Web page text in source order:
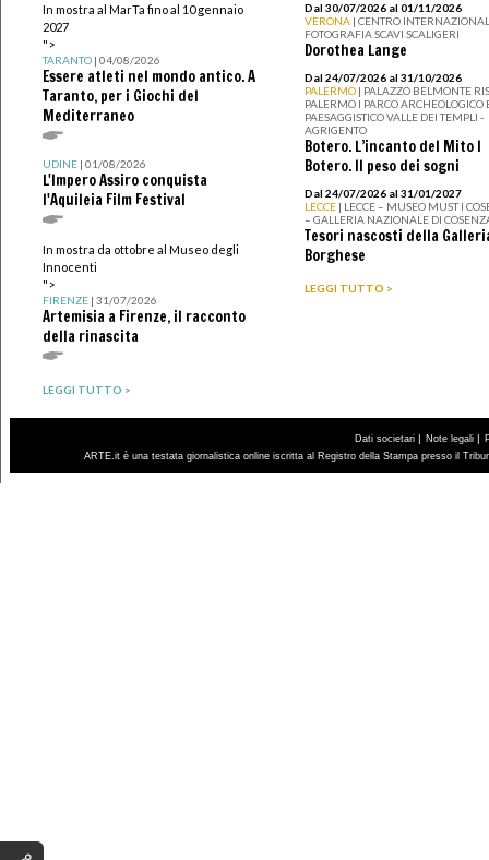
In mostra al MarTa fino al 10 gennaio
2027
">
TARANTO| 04/08/2026
Essere atleti nel mondo antico. A
Taranto, per i Giochi del
Mediterraneo
UDINE| 01/08/2026
L'Impero Assiro conquista
l'Aquileia Film Festival
In mostra da ottobre al Museo degli
Innocenti
">
FIRENZE| 31/07/2026
Artemisia a Firenze, il racconto
della rinascita
LEGGI TUTTO >
Dal 30/07/2026 al 01/11/2026
VERONA | CENTRO
FOTOGRAFIA SCAVI SCALIGERI
Dorothea Lange
Dal 24/07/2026 al 31/10/2026
PALERMO | PALAZZO BELMONTE
PALERMO I PARCO ARCHEOLOGICO
PAESAGGISTICO VALLE DEI TEMPLI -
AGRIGENTO
Botero. L’incanto del Mito I
Botero. Il peso dei sogni
Dal 24/07/2026 al 31/01/2027
LECCE | LECCE – MUSEO MUST I
– GALLERIA NAZIONALE DI
Tesori nascosti della
Borghese
LEGGI TUTTO >
Dati societari | Note legali |
ARTE.it è una testata giornalistica online iscritta al Registro della Stampa presso il